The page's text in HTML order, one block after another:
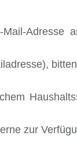
Adresse
zur